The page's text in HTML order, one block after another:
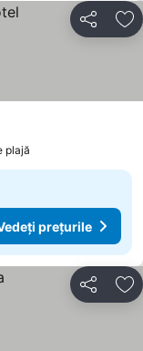
Distribuiți
plajă
prețurile
Distribuiți